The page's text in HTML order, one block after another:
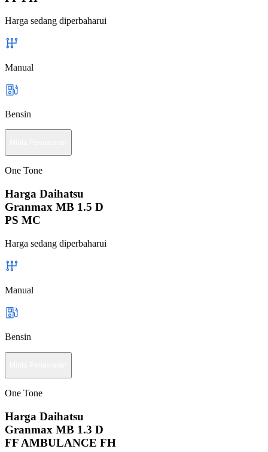
Harga sedang diperbaharui
Manual
Bensin
One Tone
Harga Daihatsu
Granmax MB 1.5 D
PS MC
Harga sedang diperbaharui
Manual
Bensin
One Tone
Harga Daihatsu
Granmax MB 1.3 D
FF AMBULANCE FH